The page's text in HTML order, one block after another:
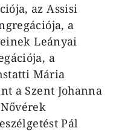
az Assisi
a
Leányai
a
Mária
a Szent Johanna
Pál